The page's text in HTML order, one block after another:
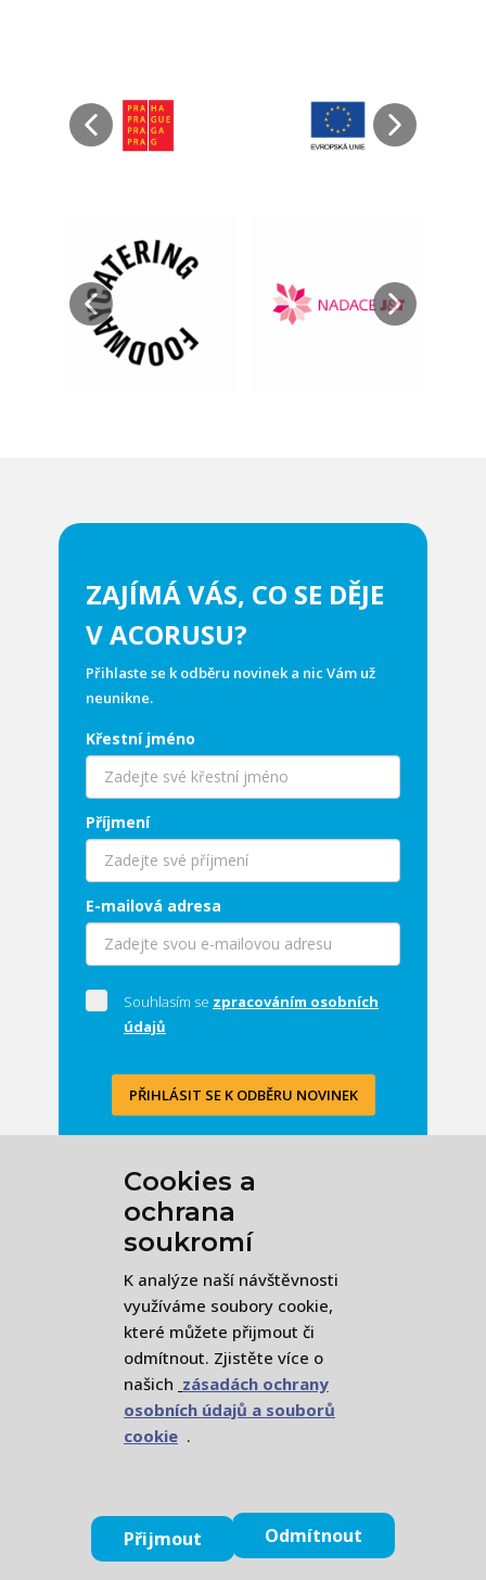
ZAJÍMÁ VÁS, CO SE DĚJE
V ACORUSU?
Přihlaste se k odběru novinek a nic Vám už
neunikne.
Křestní jméno
Příjmení
E-mailová adresa
Souhlasím se zpracováním osobních
údajů
PŘIHLÁSIT SE K ODBĚRU NOVINEK
ZÁSADY ZPRACOVÁNÍ OSOBNÍCH ÚDAJŮ
ZÁSADY OCHRANY OSOBNÍCH ÚDAJŮ
ACORUS, z. ú. (2026) /
​Cookies a
ochrana
soukromí
​K analýze naší návštěvnosti
využíváme soubory cookie,
které můžete přijmout či
odmítnout. Zjistěte více o
našich zásadách ochrany
osobních údajů a souborů
cookie .
Přijmout Odmítnout